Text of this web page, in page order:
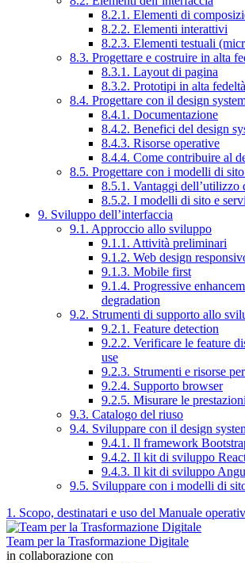
8.2.1. Elementi di
8.2.2. Elementi interattivi
8.2.3. Elementi testuali
8.3. Progettare e costruire in alta
8.3.1. Layout di pagina
8.3.2. Prototipi in alta fedeltà
8.4. Progettare con il design
8.4.1. Documentazione
8.4.2. Benefici del design
8.4.3. Risorse operative
8.4.4. Come contribuire al
8.5. Progettare con i modelli di
8.5.1. Vantaggi dell’utilizzo
8.5.2. I modelli di sito e
9. Sviluppo dell’interfaccia
9.1. Approccio allo sviluppo
9.1.1. Attività preliminari
9.1.2. Web design
9.1.3. Mobile first
9.1.4. Progressive
degradation
9.2. Strumenti di supporto allo
9.2.1. Feature detection
9.2.2. Verificare le feature
use
9.2.3. Strumenti e risorse
9.2.4. Supporto browser
9.2.5. Misurare le prestazioni
9.3. Catalogo del riuso
9.4. Sviluppare con il design
9.4.1. Il framework
9.4.2. Il kit di sviluppo
9.4.3. Il kit di sviluppo
9.5. Sviluppare con i modelli di
1. Scopo, destinatari e uso del Manuale
Team per la Trasformazione Digitale
in collaborazione con